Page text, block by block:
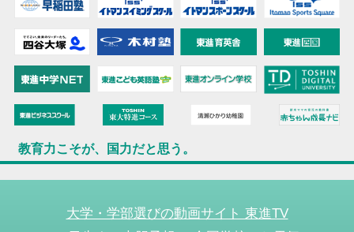
教育力こそが、国力だと思う。
大学・学部選びの動画サイト 東進TV